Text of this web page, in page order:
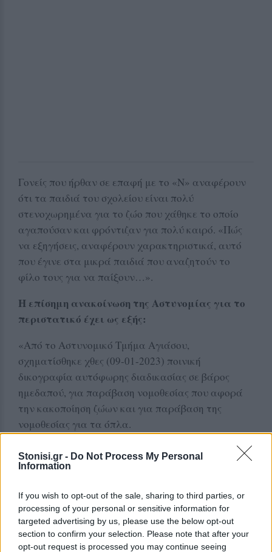
Stonisi.gr - Do Not Process My Personal
Information
If you wish to opt-out of the sale, sharing to third parties, or
processing of your personal or sensitive information for
targeted advertising by us, please use the below opt-out
section to confirm your selection. Please note that after your
opt-out request is processed you may continue seeing
Γονείς που ήρθαν σε επαφή με το «Ν» αναφέρουν
ότι τα παιδιά του σχολείου είναι πολύ
στενοχωρημένα για το ζώο που χάθηκε το οποίο
αγαπούσαν και φρόντιζαν για πολύ καιρό. «Πώς
να εξηγήσεις, αναφέρουν χαρακτηριστικά, αυτό
που έγινε στα μικρά παιδιά που αναζητούν το
φίλο τους για να παίξουν…».
Η επίσημη ανακοίνωση της Αστυνομίας για το
περιστατικό έχει ως εξής:
«Από το Αστυνομικό Τμήμα Αγιάσου,
σχηματίσθηκε χθες (09-01-2023) ποινική
δικογραφία αυτόφωρης διαδικασίας σε βάρος
ημεδαπού, για παράβαση νομοθεσίας που αφορά
την κακοποίηση ζώων και για παράβαση της
νομοθεσίας για τα όπλα.
προαναφερόμενος ημεδαπός, βρισκόμενος σε
αγροτική τοποθεσία προχθές (08-01-2023) στην
πυροβόλησε προς το μέρος αδέσποτου σκύλου.
Για το περιστατικό διενεργείται προανάκριση από
το Αστυνομικό Τμήμα Αγιάσου».